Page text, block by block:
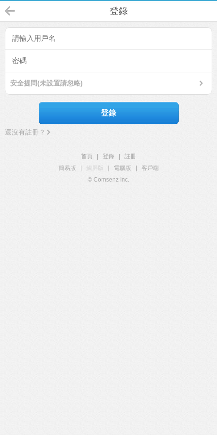
登錄
安全提問(未設置請忽略)
登錄
還沒有註冊？
首頁 登錄
註冊
簡易版
觸屏版 電腦版
客戶端
© Comsenz Inc.